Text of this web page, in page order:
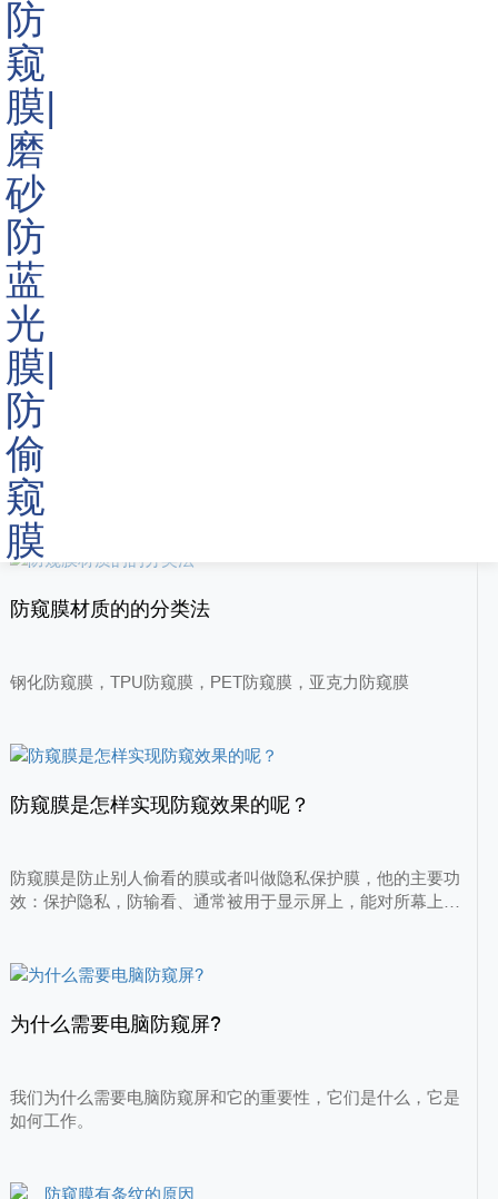
新一派低价格高品质的
选择。支持各种型号各种尺寸的定制，我们的热线电话是
13433007870!
最佳电脑隐私防窥膜使用指南
什么是笔记本防窥膜?为什么需要它?怎样选择最佳的电脑防窥
膜
防窥膜材质的的分类法
钢化防窥膜，TPU防窥膜，PET防窥膜，亚克力防窥膜
防窥膜是怎样实现防窥效果的呢？
防窥膜是防止别人偷看的膜或者叫做隐私保护膜，他的主要功
效：保护隐私，防输看、通常被用于显示屏上，能对所幕上的
那么防窥膜是怎么样实现防窥效果的呢?
为什么需要电脑防窥屏?
我们为什么需要电脑防窥屏和它的重要性，它们是什么，它是
如何工作。